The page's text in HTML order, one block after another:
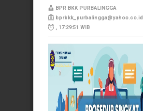
BPR BKK PURBALINGGA
bprbkk_purbalingga@yahoo.co.id
, 17:29:51 WIB